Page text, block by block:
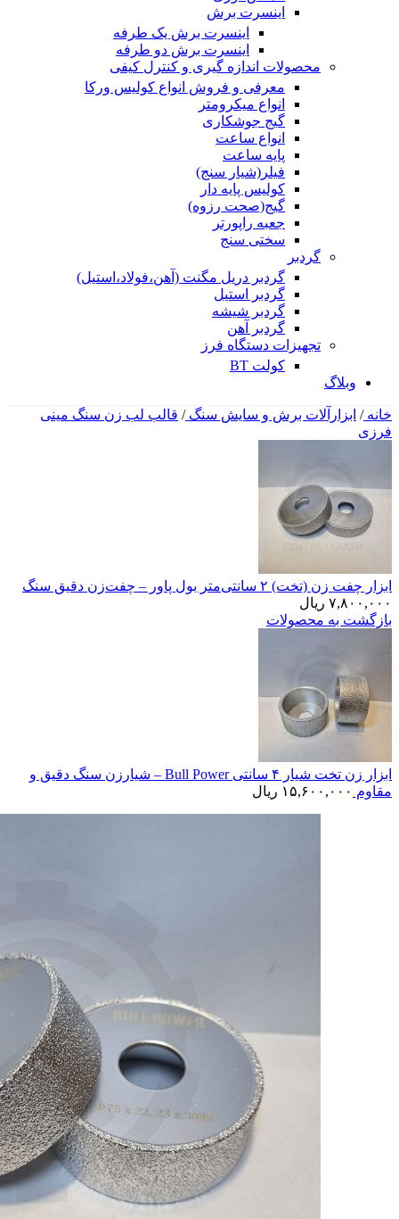
اینسرت برش
اینسرت برش یک طرفه
اینسرت برش دو طرفه
محصولات اندازه گیری و کنترل کیفی
معرفی و فروش انواع کولیس ورکا
انواع میکرومتر
گیج جوشکاری
انواع ساعت
پایه ساعت
فیلر(شیار سنج)
کولیس پایه دار
گیج(صحت رزوه)
جعبه راپورتر
سختی سنج
گردبر
گردبر دریل مگنت (آهن،فولاد،استیل)
گردبر استیل
گردبر شیشه
گردبر آهن
تجهیزات دستگاه فرز
کولت BT
وبلاگ
خانه/ ابزارآلات برش و سایش سنگ/ قالب لب زن سنگ مینی
فرزی
ابزار چفت زن (تخت) ۲ سانتی‌متر بول پاور – چفت‌زن دقیق سنگ
۷,۸۰۰,۰۰۰ ریال
بازگشت به محصولات
ابزار زن تخت شیار ۴ سانتی Bull Power – شیارزن سنگ دقیق و
مقاوم ۱۵,۶۰۰,۰۰۰ ریال